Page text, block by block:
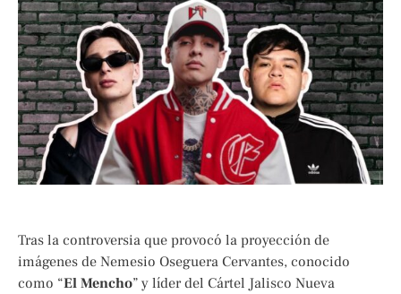
Tras la controversia que provocó la proyección de
imágenes de Nemesio Oseguera Cervantes, conocido
como “El Mencho” y líder del Cártel Jalisco Nueva